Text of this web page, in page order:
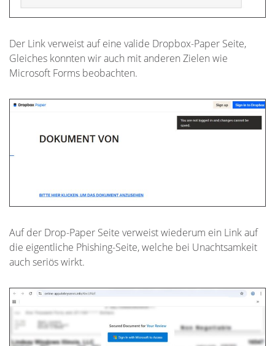
Der Link verweist auf eine valide Dropbox-Paper Seite,
Gleiches konnten wir auch mit anderen Zielen wie
Microsoft Forms beobachten.
Auf der Drop-Paper Seite verweist wiederum ein Link auf
die eigentliche Phishing-Seite, welche bei Unachtsamkeit
auch seriös wirkt.